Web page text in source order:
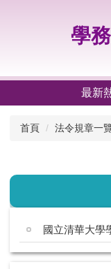
容
學
最新
首頁 法令規章一
國立清華大學